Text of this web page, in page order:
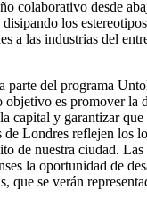
colaborativo desde
los
a las industrias del
parte del programa
es promover la
capital y garantizar
de Londres reflejen los
de nuestra ciudad. Las
la oportunidad de
que se verán